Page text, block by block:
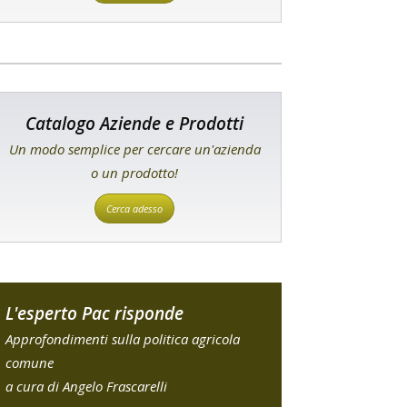
Catalogo Aziende e Prodotti
Un modo semplice per cercare un'azienda
o un prodotto!
Cerca adesso
L'esperto Pac risponde
Approfondimenti sulla politica agricola
comune
a cura di Angelo Frascarelli